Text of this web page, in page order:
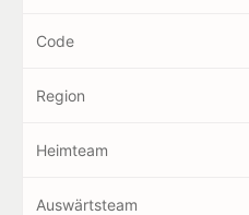
Code
Region
Heimteam
Auswärtsteam